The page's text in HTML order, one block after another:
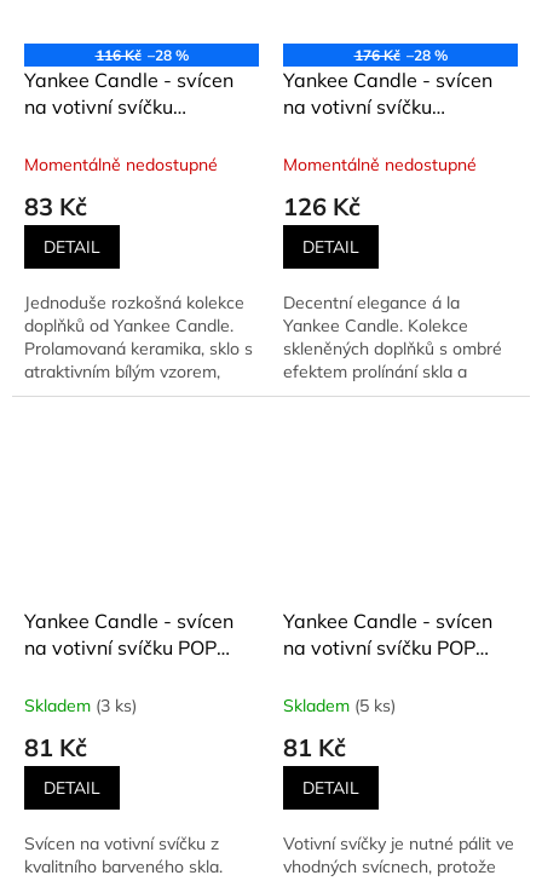
116 Kč –28 %
Yankee Candle - svícen
na votivní svíčku
SANDBLASTED
Momentálně nedostupné
83 Kč
DETAIL
Jednoduše rozkošná kolekce
doplňků od Yankee Candle.
Prolamovaná keramika, sklo s
atraktivním bílým vzorem,
kovové detaily - tohle...
176 Kč –28 %
Yankee Candle - svícen
na votivní svíčku
METAL
Momentálně nedostupné
126 Kč
DETAIL
Decentní elegance á la
Yankee Candle. Kolekce
skleněných doplňků s ombré
efektem prolínání skla a
bronzu. Sklo je texturované,
Yankee Candle - svícen
na votivní svíčku POP
Skladem (3 ks)
81 Kč
DETAIL
Svícen na votivní svíčku z
kvalitního barveného skla.
Yankee Candle - svícen
na votivní svíčku POP
Skladem (5 ks)
81 Kč
DETAIL
Votivní svíčky je nutné pálit ve
vhodných svícnech, protože